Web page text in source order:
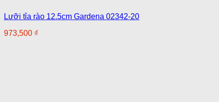
Lưỡi tỉa rào 12.5cm Gardena 02342-20
973,500 ₫